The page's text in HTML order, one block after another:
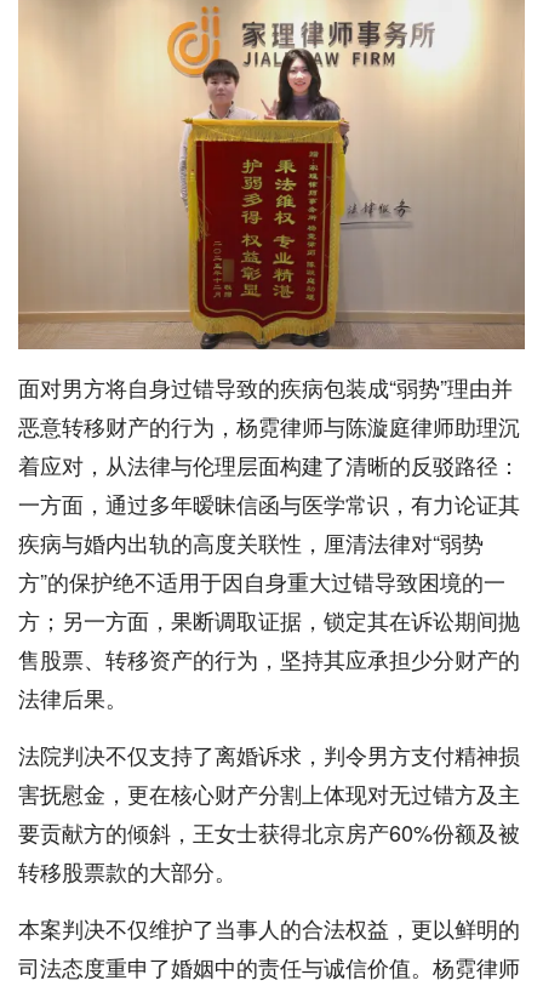
面对男方将自身过错导致的疾病包装成“弱势”理由并
恶意转移财产的行为，杨霓律师与陈漩庭律师助理沉
着应对，从法律与伦理层面构建了清晰的反驳路径：
一方面，通过多年暧昧信函与医学常识，有力论证其
疾病与婚内出轨的高度关联性，厘清法律对“弱势
方”的保护绝不适用于因自身重大过错导致困境的一
方；另一方面，果断调取证据，锁定其在诉讼期间抛
售股票、转移资产的行为，坚持其应承担少分财产的
法律后果。
法院判决不仅支持了离婚诉求，判令男方支付精神损
害抚慰金，更在核心财产分割上体现对无过错方及主
要贡献方的倾斜，王女士获得北京房产60%份额及被
转移股票款的大部分。
本案判决不仅维护了当事人的合法权益，更以鲜明的
司法态度重申了婚姻中的责任与诚信价值。杨霓律师